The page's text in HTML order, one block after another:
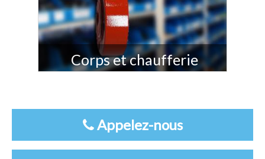
Corps et chaufferie
Appelez-nous